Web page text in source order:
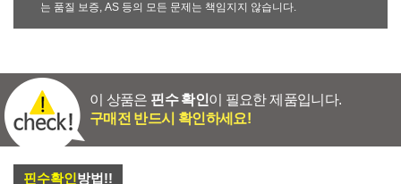
는 품질 보증, AS 등의 모든 문제는 책임지지 않습니다.
이 상품은 핀수 확인이 필요한 제품입니다.
구매전 반드시 확인하세요!
핀수확인방법!!